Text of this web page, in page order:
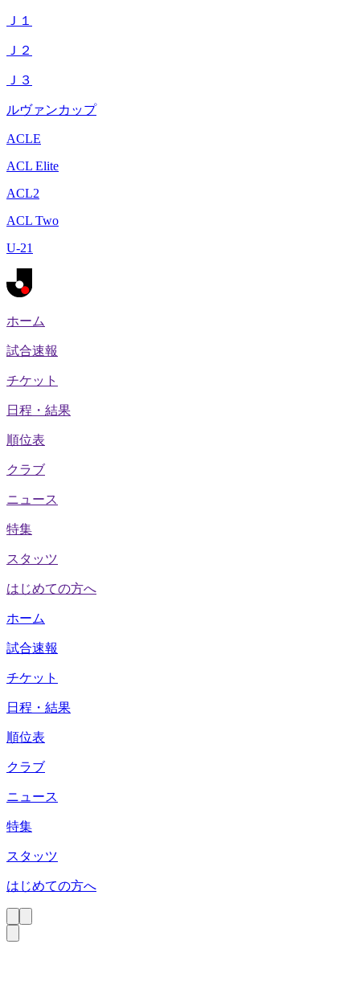
Ｊ１
Ｊ２
Ｊ３
ルヴァンカップ
ACLE
ACL Elite
ACL2
ACL Two
U-21
ホーム
試合速報
チケット
日程・結果
順位表
クラブ
ニュース
特集
スタッツ
はじめての方へ
ホーム
試合速報
チケット
日程・結果
順位表
クラブ
ニュース
特集
スタッツ
はじめての方へ